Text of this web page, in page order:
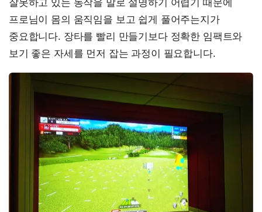
잘못하고 있는 동작을 말로 설명하기 어렵기 때문에
프로님이 몸의 움직임을 보고 쉽게 풀어주는지가
중요합니다. 장타를 빨리 만들기보다 정확한 임팩트와
보기 좋은 자세를 먼저 잡는 과정이 필요합니다.